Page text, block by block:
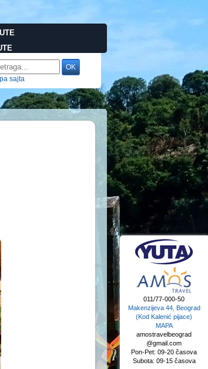
sajta
011/77-000-50
Makenzijeva 44, Beograd
(Kod Kalenić pijace)
MAPA
amostravelbeograd
@gmail.com
Pon-Pet: 09-20 časova
Subota: 09-15 časova